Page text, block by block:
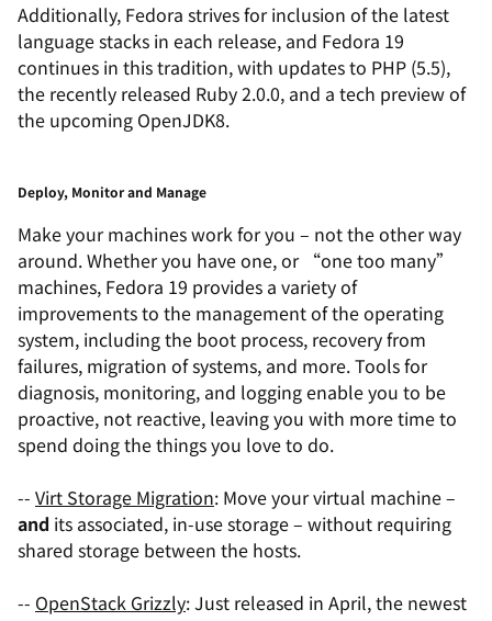
Additionally, Fedora strives for inclusion of the latest
language stacks in each release, and Fedora 19
continues in this tradition, with updates to PHP (5.5),
the recently released Ruby 2.0.0, and a tech preview of
the upcoming OpenJDK8.
Deploy, Monitor and Manage
Make your machines work for you – not the other way
around. Whether you have one, or “one too many”
machines, Fedora 19 provides a variety of
improvements to the management of the operating
system, including the boot process, recovery from
failures, migration of systems, and more. Tools for
diagnosis, monitoring, and logging enable you to be
proactive, not reactive, leaving you with more time to
spend doing the things you love to do.
-- Virt Storage Migration: Move your virtual machine –
and its associated, in-use storage – without requiring
shared storage between the hosts.
-- OpenStack Grizzly: Just released in April, the newest